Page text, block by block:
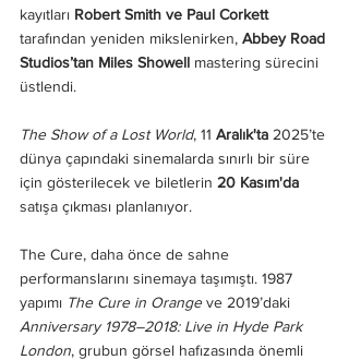
kayıtları Robert Smith ve Paul Corkett
tarafından yeniden mikslenirken, Abbey Road
Studios’tan Miles Showell mastering sürecini
üstlendi.
The Show of a Lost World, 11 Aralık'ta 2025’te
dünya çapındaki sinemalarda sınırlı bir süre
için gösterilecek ve biletlerin 20 Kasım'da
satışa çıkması planlanıyor.
The Cure, daha önce de sahne
performanslarını sinemaya taşımıştı. 1987
yapımı The Cure in Orange ve 2019’daki
Anniversary 1978–2018: Live in Hyde Park
London, grubun görsel hafızasında önemli